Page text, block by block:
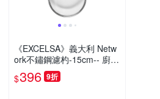
《EXCELSA》義大利 Netw
ork不鏽鋼濾杓-15cm-- 廚房
料理濾網 濾網勺 濾網杓
$396 9折